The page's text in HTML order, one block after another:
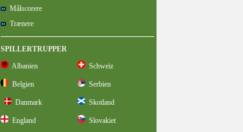
Målscorere
Trænere
SPILLERTRUPPER
Albanien
Schweiz
Belgien Serbien
Danmark Skotland
England Slovakiet